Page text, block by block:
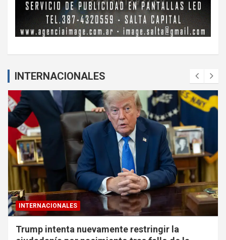
INTERNACIONALES
INTERNACIONALES
Trump intenta nuevamente restringir la